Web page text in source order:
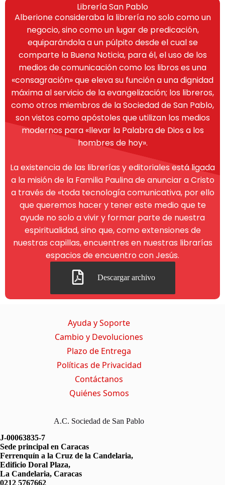
Librería San Pablo
Alberione consideraba la librería no solo como un
negocio, sino como un lugar de predicación,
equiparándola a un púlpito desde el cual se
comparte la Buena Noticia, para él, el uso de los
medios de comunicación como los libros es una
«consagración» que eleva su función a una dignidad
máxima al servicio de la evangelización; los libreros,
como otros miembros de la Sociedad de San Pablo,
son vistos como apóstoles que utilizan los medios
modernos para «llevar la Palabra de Dios a los
hombres de hoy».
La existencia de las librerías y editoriales está ligada
a la misión de la Familia Paulina de anunciar a Cristo
a través de «toda tecnología comunicativa, por ello
que queremos hacer y tener este medio que te
ayude no solo a vivir y formar parte de nuestra
espiritualidad, sino que, como extensiones de
nuestras capillas, encuentres en nuestras librarías
espacios de encuentro con Jesús.
Descargar archivo
Ayuda y Soporte
Cambio y Devoluciones
Plazo de Entrega
Políticas de Privacidad
Contáctanos
Quiénes Somos
A.C. Sociedad de San Pablo
J-00063835-7
Sede principal en Caracas
Ferrenquín a la Cruz de la Candelaria,
Edificio Doral Plaza,
La Candelaria, Caracas
0212 5767662